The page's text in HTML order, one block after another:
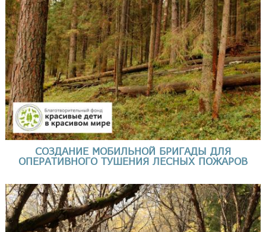
СОЗДАНИЕ МОБИЛЬНОЙ БРИГАДЫ ДЛЯ
ОПЕРАТИВНОГО ТУШЕНИЯ ЛЕСНЫХ ПОЖАРОВ